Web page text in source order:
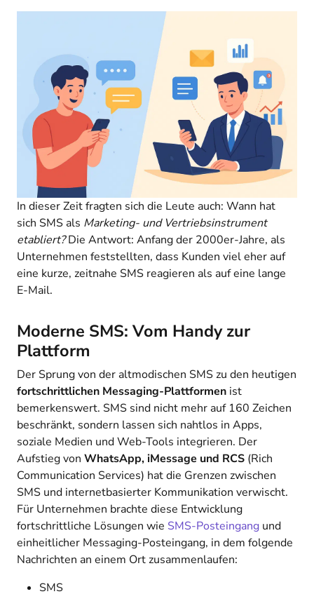
In dieser Zeit fragten sich die Leute auch: Wann hat
sich SMS als Marketing- und Vertriebsinstrument
etabliert?Die Antwort: Anfang der 2000er-Jahre, als
Unternehmen feststellten, dass Kunden viel eher auf
eine kurze, zeitnahe SMS reagieren als auf eine lange
E-Mail.
Moderne SMS: Vom Handy zur
Plattform
Der Sprung von der altmodischen SMS zu den heutigen
fortschrittlichen Messaging-Plattformen ist
bemerkenswert. SMS sind nicht mehr auf 160 Zeichen
beschränkt, sondern lassen sich nahtlos in Apps,
soziale Medien und Web-Tools integrieren. Der
Aufstieg von WhatsApp, iMessage und RCS (Rich
Communication Services) hat die Grenzen zwischen
SMS und internetbasierter Kommunikation verwischt.
Für Unternehmen brachte diese Entwicklung
fortschrittliche Lösungen wie SMS-Posteingang und
einheitlicher Messaging-Posteingang, in dem folgende
Nachrichten an einem Ort zusammenlaufen:
SMS